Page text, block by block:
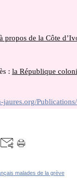
propos de la Côte
: la République
jaures.org/